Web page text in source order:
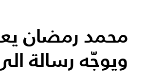
محمد رمضان
ويوجّه رسالة